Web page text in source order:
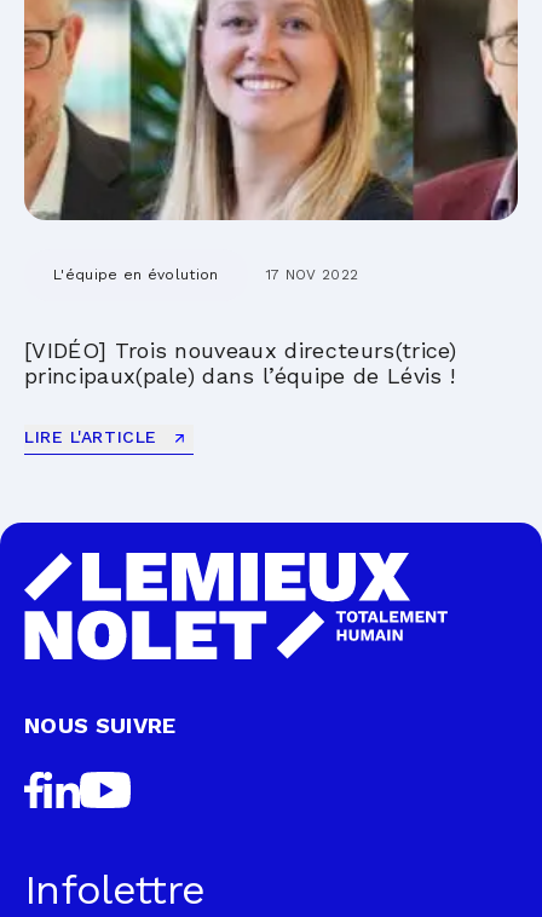
L'équipe en évolution 17 NOV 2022
[VIDÉO] Trois nouveaux directeurs(trice)
principaux(pale) dans l’équipe de Lévis !
LIRE L'ARTICLE
NOUS SUIVRE
Infolettre